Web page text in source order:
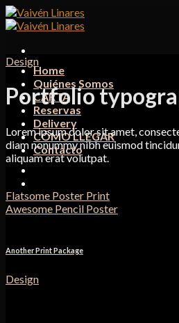
Skip
to
Home
Quiénes Somos
CARTA
Reservas
Delivery
CÓMO LLEGAR
Contacto
Design
Portfolio
Lorem ipsum dolor sit amet,
diam nonummy nibh euismod
aliquam erat volutpat.
Flatsome Poster Print
Awesome Pencil Poster
Another Print Package
Design